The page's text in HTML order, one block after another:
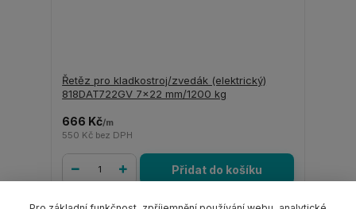
Řetěz pro kladkostroj/zvedák (elektrický)
818DAT722GV 7x22 mm/1200 kg
666 Kč/m
550 Kč bez DPH
Přidat do košíku